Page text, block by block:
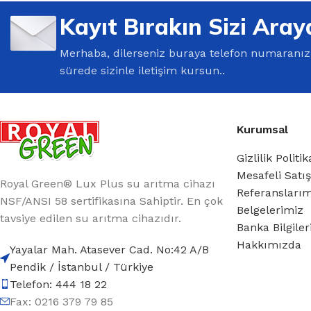
Ev tipi su arıtma cihazları
Satınal
Kayıt Bırakın Sizi
Merhaba, dilerseniz buraya telefon
sürede sizinle iletişim kursun..
Royal Green® Lux Plus su arıtma cihazı
NSF/ANSI 58 sertifikasına Sahiptir. En çok
tavsiye edilen su arıtma cihazıdır.
Yayalar Mah. Atasever Cad. No:42 A/B
Pendik / İstanbul / Türkiye
Telefon: 444 18 22
Fax: 0216 379 79 85
Kurumsal
Gizlilik
Mesafeli
Belgelerimiz
Banka
Hakkımızda